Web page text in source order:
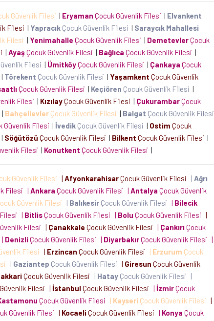
Güvenlik Filesi | Eryaman Çocuk Güvenlik Filesi | Elvankent
Filesi | Yapracık Çocuk Güvenlik Filesi | Saraycık Mahallesi
Filesi | Yenimahalle Çocuk Güvenlik Filesi | DemetevlerÇocuk
| Ayaş Çocuk Güvenlik Filesi | Bağlıca Çocuk Güvenlik Filesi |
Filesi | ÜmitköyÇocuk Güvenlik Filesi | Çankaya Çocuk
| Törekent Çocuk Güvenlik Filesi | Yaşamkent Çocuk Güvenlik
Çocuk Güvenlik Filesi | Keçiören Çocuk Güvenlik Filesi |
Filesi | KızılayÇocuk Güvenlik Filesi | ÇukurambarÇocuk
| Bahçelievler Çocuk Güvenlik Filesi | Balgat Çocuk Güvenlik Filesi
Güvenlik Filesi | İvedik Çocuk Güvenlik Filesi | Ostim Çocuk
| Söğütözü Çocuk Güvenlik Filesi | Bilkent Çocuk Güvenlik Filesi |
Filesi | Konutkent Çocuk Güvenlik Filesi |
Güvenlik Filesi | AfyonkarahisarÇocuk Güvenlik Filesi | Ağrı
Filesi | Ankara Çocuk Güvenlik Filesi | Antalya Çocuk Güvenlik
Güvenlik Filesi | Balıkesir Çocuk Güvenlik Filesi | Bilecik
| BitlisÇocuk Güvenlik Filesi | Bolu Çocuk Güvenlik Filesi |
Filesi | Çanakkale Çocuk Güvenlik Filesi | ÇankırıÇocuk
| DenizliÇocuk Güvenlik Filesi | DiyarbakırÇocuk Güvenlik Filesi |
Filesi | Erzincan Çocuk Güvenlik Filesi | Erzurum Çocuk
| Gaziantep Çocuk Güvenlik Filesi | Giresun Çocuk Güvenlik
Çocuk Güvenlik Filesi | Hatay Çocuk Güvenlik Filesi
|
Filesi | İstanbulÇocuk Güvenlik Filesi | İzmirÇocuk
Çocuk Güvenlik Filesi | Kayseri Çocuk Güvenlik Filesi |
Güvenlik Filesi | KocaeliÇocuk Güvenlik Filesi | Konya Çocuk